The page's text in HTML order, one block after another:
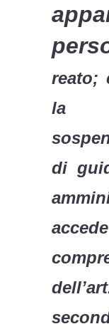
reato;
la
di